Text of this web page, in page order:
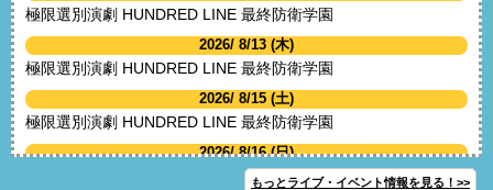
極限選別演劇 HUNDRED LINE 最終防衛学園
2026/ 8/13 (木)
極限選別演劇 HUNDRED LINE 最終防衛学園
2026/ 8/15 (土)
極限選別演劇 HUNDRED LINE 最終防衛学園
2026/ 8/16 (日)
極限選別演劇 HUNDRED LINE 最終防衛学園もっとライブ・イベント情報を見る！>>